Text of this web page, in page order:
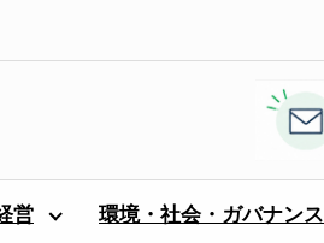
営 環境・社会・ガバナンス